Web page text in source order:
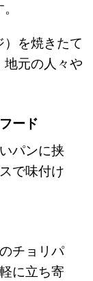
を焼きたて
元の人々や
ード
パンに挟
で味付け
チョリパ
に立ち寄